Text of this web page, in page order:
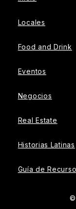
Locales
Food and Drink
Eventos
Negocios
Real Estate
Historias Latinas
Guía de
©